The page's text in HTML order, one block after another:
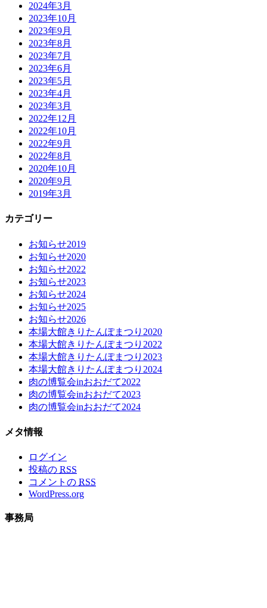
2024年3月
2023年10月
2023年9月
2023年8月
2023年7月
2023年6月
2023年5月
2023年4月
2023年3月
2022年12月
2022年10月
2022年9月
2022年8月
2020年10月
2020年9月
2019年3月
カテゴリー
お知らせ2019
お知らせ2020
お知らせ2022
お知らせ2023
お知らせ2024
お知らせ2025
お知らせ2026
本場大館きりたんぽまつり2020
本場大館きりたんぽまつり2022
本場大館きりたんぽまつり2023
本場大館きりたんぽまつり2024
肉の博覧会inおおだて2022
肉の博覧会inおおだて2023
肉の博覧会inおおだて2024
メタ情報
ログイン
投稿の RSS
コメントの RSS
WordPress.org
事務局